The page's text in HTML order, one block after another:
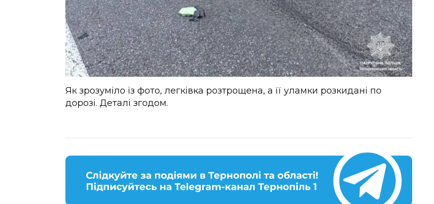
Як зрозуміло із фото, легківка розтрощена, а її уламки розкидані по
дорозі. Деталі згодом.